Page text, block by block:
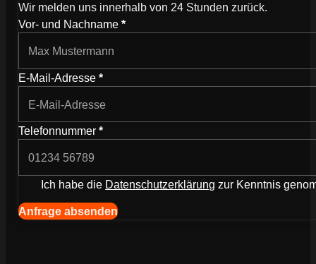
Wir melden uns innerhalb von 24 Stunden zurück.
Wie können wir dich kontaktieren?
Vor- und Nachname *
E-Mail-Adresse *
Telefonnummer *
Ich habe die Datenschutzerklärung zur Kenntnis
Navigation (Kopie) (Kopieren) (Kopieren)
Anfrage absenden